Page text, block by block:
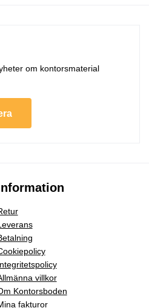
om kontorsmaterial
villkor
Kontorsboden
fakturor